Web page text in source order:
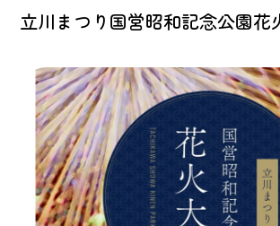
立川まつり国営昭和記念公園花